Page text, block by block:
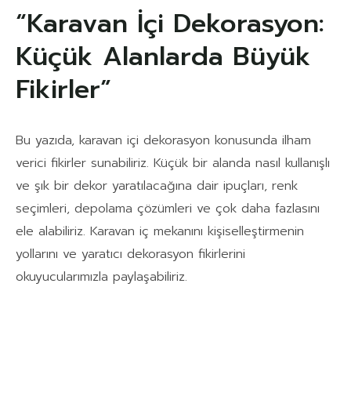
“Karavan İçi Dekorasyon:
Küçük Alanlarda Büyük
Fikirler”
Bu yazıda, karavan içi dekorasyon konusunda ilham
verici fikirler sunabiliriz. Küçük bir alanda nasıl kullanışlı
ve şık bir dekor yaratılacağına dair ipuçları, renk
seçimleri, depolama çözümleri ve çok daha fazlasını
ele alabiliriz. Karavan iç mekanını kişiselleştirmenin
yollarını ve yaratıcı dekorasyon fikirlerini
okuyucularımızla paylaşabiliriz.